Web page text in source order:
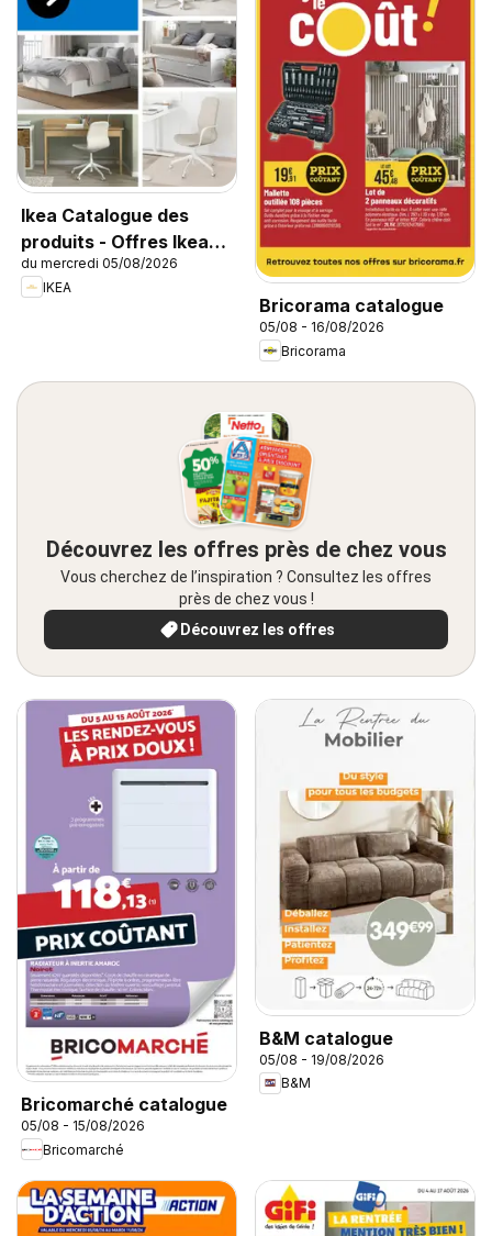
Ikea Catalogue des
produits - Offres Ikea
Family
du mercredi 05/08/2026
IKEA
Bricorama catalogue
05/08 - 16/08/2026
Bricorama
Découvrez les offres près de chez vous
Vous cherchez de l’inspiration ? Consultez les offres
près de chez vous !
Découvrez les offres
Bricomarché catalogue
05/08 - 15/08/2026
Bricomarché
B&M catalogue
05/08 - 19/08/2026
B&M